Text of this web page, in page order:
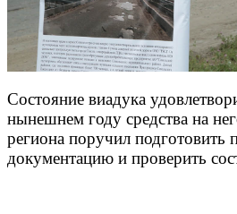
Состояние виадука
нынешнем году средства на
региона поручил подготовить
документацию и проверить